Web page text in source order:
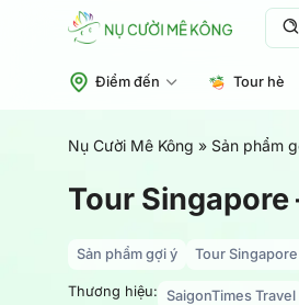
Điểm đến Tour hè
Nụ Cười Mê Kông » Sản phẩm
Tour
Sản phẩm gợi ý Tour
Thương hiệu: SaigonTimes Travel